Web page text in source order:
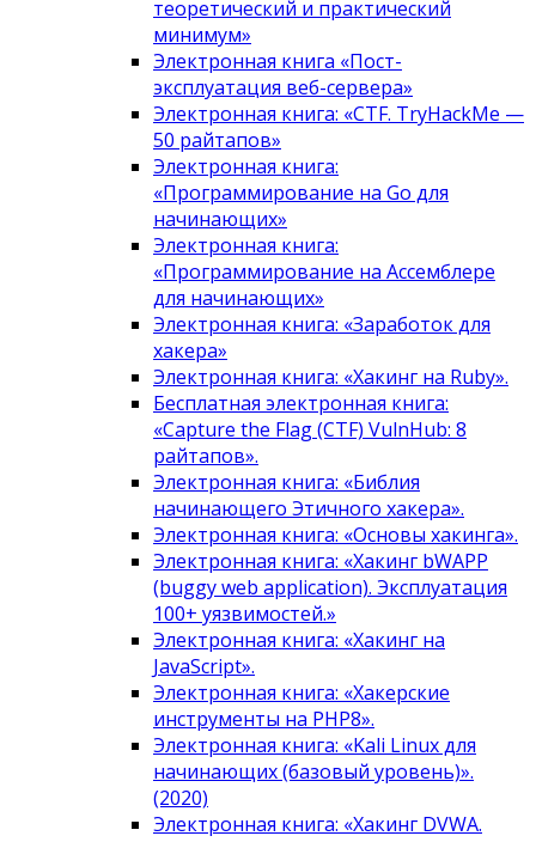
теоретический и практический
минимум»
Электронная книга «Пост-
эксплуатация веб-сервера»
Электронная книга: «CTF. TryHackMe —
50 райтапов»
Электронная книга:
«Программирование на Go для
начинающих»
Электронная книга:
«Программирование на Ассемблере
для начинающих»
Электронная книга: «Заработок для
хакера»
Электронная книга: «Хакинг на Ruby».
Бесплатная электронная книга:
«Capture the Flag (CTF) VulnHub: 8
райтапов».
Электронная книга: «Библия
начинающего Этичного хакера».
Электронная книга: «Основы хакинга».
Электронная книга: «Хакинг bWAPP
(buggy web application). Эксплуатация
100+ уязвимостей.»
Электронная книга: «Хакинг на
JavaScript».
Электронная книга: «Хакерские
инструменты на PHP8».
Электронная книга: «Kali Linux для
начинающих (базовый уровень)».
(2020)
Электронная книга: «Хакинг DVWA.